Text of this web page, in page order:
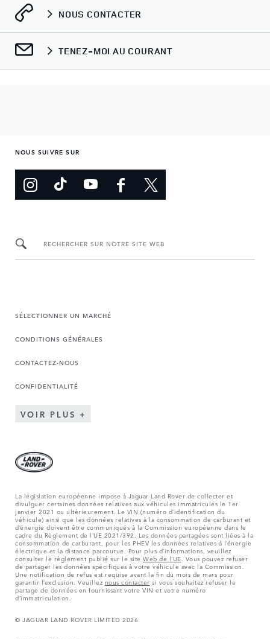
NOUS CONTACTER
TENEZ-MOI AU COURANT
NOUS SUIVRE SUR
RECHERCHER SUR NOTRE SITE WEB
SÉLECTIONNER UN MARCHÉ
CONDITIONS GÉNÉRALES
CONTACTEZ-NOUS
CONFIDENTIALITÉ
VOIR PLUS
La législation européenne impose à Jaguar Land Rover de collecter et
divulguer certaines données relatives aux véhicules immatriculés le 1er
janvier 2021 ou ultérieurement. Le VIN (numéro d’identification du
véhicule) ainsi que les données relatives à la consommation de carburant et
d’énergie doivent être communiqués à la Commission européenne dans le
cadre du Règlement de l’UE 2021/392. Les données partagées sont liées à la
consommation de carburant, pour les PHEV les données relatives à l’énergie
électrique et la distance parcourue. Pour plus d’informations, veuillez
consulter le règlement publié sur le site Web de l’UE . Vous pouvez refuser
de partager les données spécifiques à votre véhicule avec la Commission.
Une notification de refus est requise avant la fin du mois de mars pour
garantir l’exclusion. Veuillez nous contacter si vous souhaitez refuser le
partage de données en fournissant votre VIN et votre numéro
d’immatriculation.
© JAGUAR LAND ROVER LIMITED 2026